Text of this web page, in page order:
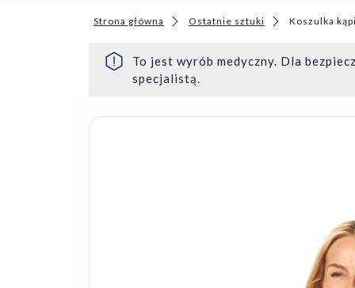
Strona główna Ostatnie sztuki Koszulka
To jest wyrób medyczny. Dla
specjalistą.